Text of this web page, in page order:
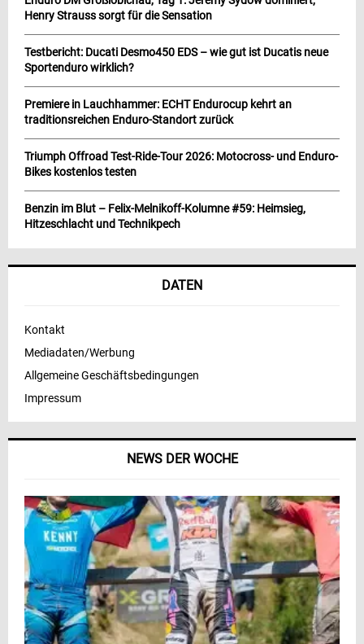
NEWS DER WOCHE
Henry Strauss sorgt für die Sensation
Testbericht: Ducati Desmo450 EDS – wie gut ist Ducatis neue
Sportenduro wirklich?
Premiere in Lauchhammer: ECHT Endurocup kehrt an
traditionsreichen Enduro-Standort zurück
Triumph Offroad Test-Ride-Tour 2026: Motocross- und Enduro-
Bikes kostenlos testen
Benzin im Blut – Felix-Melnikoff-Kolumne #59: Heimsieg,
Hitzeschlacht und Technikpech
DATEN
Kontakt
Mediadaten/Werbung
Allgemeine Geschäftsbedingungen
Impressum